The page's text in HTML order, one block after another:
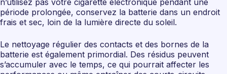
n’utilisez pas votre cigarette électronique pendant une
période prolongée, conservez la batterie dans un endroit
frais et sec, loin de la lumière directe du soleil.
Le nettoyage régulier des contacts et des bornes de la
batterie est également primordial. Des résidus peuvent
s’accumuler avec le temps, ce qui pourrait affecter les